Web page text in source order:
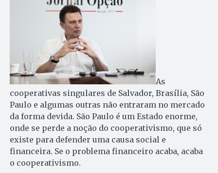
As
cooperativas singulares de Salvador, Brasília, São
Paulo e algumas outras não entraram no mercado
da forma devida. São Paulo é um Estado enorme,
onde se perde a noção do cooperativismo, que só
existe para defender uma causa social e
financeira. Se o problema financeiro acaba, acaba
o cooperativismo.